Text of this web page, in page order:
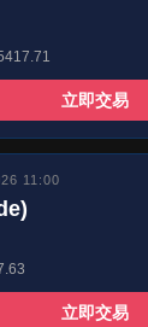
立即交易
11:00
立即交易